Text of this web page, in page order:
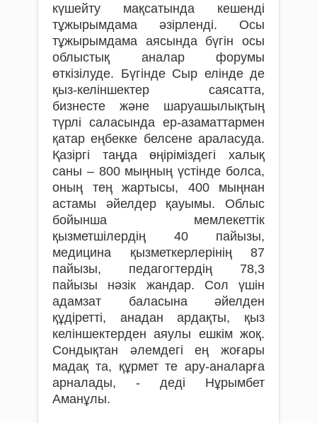
күшейту мақсатында кешенді
тұжырымдама әзірленді. Осы
тұжырымдама аясында бүгін осы
облыстық аналар форумы
өткізілуде. Бүгінде Сыр елінде де
қыз-келіншектер саясатта,
бизнесте және шаруашылықтың
түрлі саласында ер-азаматтармен
қатар еңбекке белсене араласуда.
Қазіргі таңда өңіріміздегі халық
саны – 800 мыңның үстінде болса,
оның тең жартысы, 400 мыңнан
астамы әйелдер қауымы. Облыс
бойынша мемлекеттік
қызметшілердің 40 пайызы,
медицина қызметкерлерінің 87
пайызы, педагогтердің 78,3
пайызы нәзік жандар. Сол үшін
адамзат баласына әйелден
құдіретті, анадан ардақты, қыз
келіншектерден аяулы ешкім жоқ.
Сондықтан әлемдегі ең жоғары
мадақ та, құрмет те ару-аналарға
арналады, - деді Нұрымбет
Аманұлы.